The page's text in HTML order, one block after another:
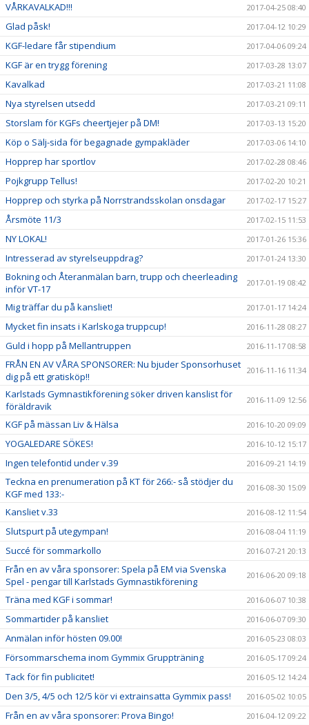
VÅRKAVALKAD!!! 2017-04-25 08:40
Glad påsk! 2017-04-12 10:29
KGF-ledare får stipendium 2017-04-06 09:24
KGF är en trygg förening 2017-03-28 13:07
Kavalkad 2017-03-21 11:08
Nya styrelsen utsedd 2017-03-21 09:11
Storslam för KGFs cheertjejer på DM! 2017-03-13 15:20
Köp o Sälj-sida för begagnade gympakläder 2017-03-06 14:10
Hopprep har sportlov 2017-02-28 08:46
Pojkgrupp Tellus! 2017-02-20 10:21
Hopprep och styrka på Norrstrandsskolan onsdagar 2017-02-17 15:27
Årsmöte 11/3 2017-02-15 11:53
NY LOKAL! 2017-01-26 15:36
Intresserad av styrelseuppdrag? 2017-01-24 13:30
Bokning och Återanmälan barn, trupp och cheerleading
inför VT-17
2017-01-19 08:42
Mig träffar du på kansliet! 2017-01-17 14:24
Mycket fin insats i Karlskoga truppcup! 2016-11-28 08:27
Guld i hopp på Mellantruppen 2016-11-17 08:58
FRÅN EN AV VÅRA SPONSORER: Nu bjuder Sponsorhuset
dig på ett gratisköp!!
2016-11-16 11:34
Karlstads Gymnastikförening söker driven kanslist för
föräldravik
2016-11-09 12:56
KGF på mässan Liv & Hälsa 2016-10-20 09:09
YOGALEDARE SÖKES! 2016-10-12 15:17
Ingen telefontid under v.39 2016-09-21 14:19
Teckna en prenumeration på KT för 266:- så stödjer du
KGF med 133:-
2016-08-30 15:09
Kansliet v.33 2016-08-12 11:54
Slutspurt på utegympan! 2016-08-04 11:19
Succé för sommarkollo 2016-07-21 20:13
Från en av våra sponsorer: Spela på EM via Svenska
Spel - pengar till Karlstads Gymnastikförening
2016-06-20 09:18
Träna med KGF i sommar! 2016-06-07 10:38
Sommartider på kansliet 2016-06-07 09:30
Anmälan inför hösten 09.00! 2016-05-23 08:03
Försommarschema inom Gymmix Gruppträning 2016-05-17 09:24
Tack för fin publicitet! 2016-05-12 14:24
Den 3/5, 4/5 och 12/5 kör vi extrainsatta Gymmix pass! 2016-05-02 10:05
Från en av våra sponsorer: Prova Bingo! 2016-04-12 09:22